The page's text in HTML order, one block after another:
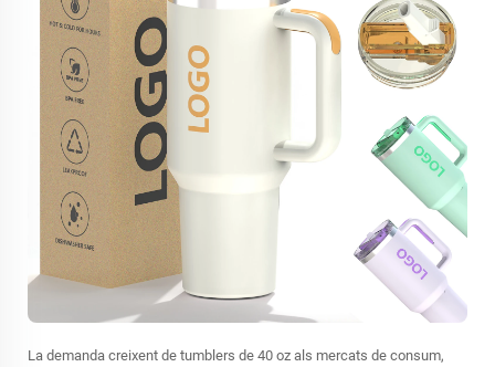
La demanda creixent de tumblers de 40 oz als mercats de consum,